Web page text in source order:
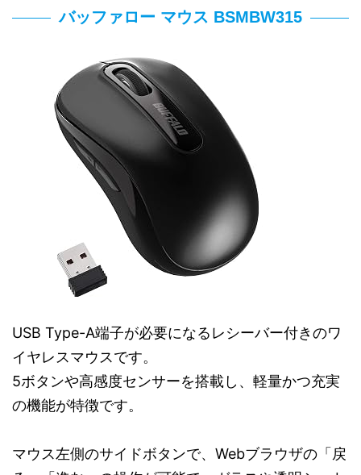
バッファロー マウス BSMBW315
USB Type-A端子が必要になるレシーバー付きのワ
イヤレスマウスです。
5ボタンや高感度センサーを搭載し、軽量かつ充実
の機能が特徴です。
マウス左側のサイドボタンで、Webブラウザの「戻